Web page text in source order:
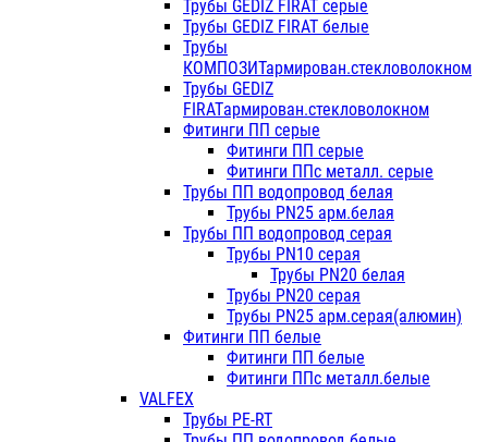
Трубы GEDIZ FIRAT серые
Трубы GEDIZ FIRAT белые
Трубы
КОМПОЗИТармирован.стекловолокном
Трубы GEDIZ
FIRATармирован.стекловолокном
Фитинги ПП серые
Фитинги ПП серые
Фитинги ППс металл. серые
Трубы ПП водопровод белая
Трубы PN25 арм.белая
Трубы ПП водопровод серая
Трубы PN10 серая
Трубы PN20 белая
Трубы PN20 серая
Трубы PN25 арм.серая(алюмин)
Фитинги ПП белые
Фитинги ПП белые
Фитинги ППс металл.белые
VALFEX
Трубы PE-RT